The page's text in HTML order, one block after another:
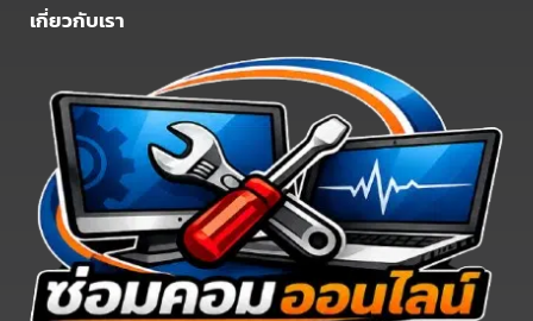
เกี่ยวกับเรา